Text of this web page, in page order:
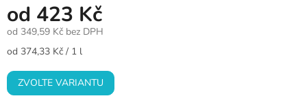
od 423 Kč
od 349,59 Kč bez DPH
Měrná
od 374,33 Kč / 1 l
ZVOLTE VARIANTU